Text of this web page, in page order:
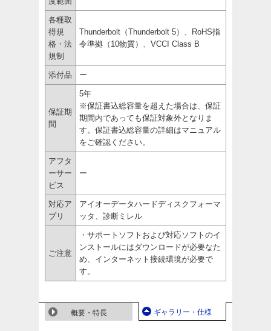
各種取
得規
格・法
規制
Thunderbolt（Thunderbolt 5）、RoHS指
令準拠（10物質）、VCCI Class B
添付品 ー
保証期
間
5年
※保証書込総容量を超えた場合は、保証
期間内であっても保証対象外となりま
す。保証書込総容量の詳細はマニュアル
をご確認ください。
アフタ
ーサー
ビス
ー
対応ア
プリ
アイオーデータハードディスクフォーマ
ッタ、診断ミレル
ご注意
・サポートソフトおよび対応ソフトのイ
ンストールにはダウンロードが必要なた
め、インターネット接続環境が必要で
す。
概要・特長 ギャラリー・仕様